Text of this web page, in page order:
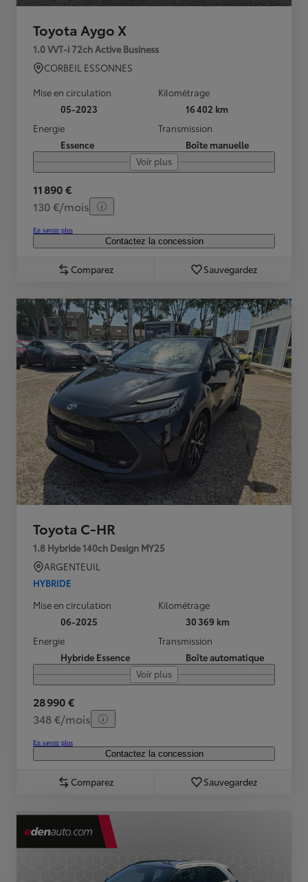
Toyota Aygo X
1.0 VVT-i 72ch Active Business
CORBEIL ESSONNES
Mise en circulation
05-2023
Kilométrage
16 402 km
Energie
Essence
Transmission
Boîte manuelle
Voir plus
11 890 €
130 €/mois
En savoir plus
Contactez la concession
Comparez Sauvegardez
Toyota C-HR
1.8 Hybride 140ch Design MY25
ARGENTEUIL
HYBRIDE
Mise en circulation
06-2025
Kilométrage
30 369 km
Energie
Hybride Essence
Transmission
Boîte automatique
Voir plus
28 990 €
348 €/mois
En savoir plus
Contactez la concession
Comparez Sauvegardez